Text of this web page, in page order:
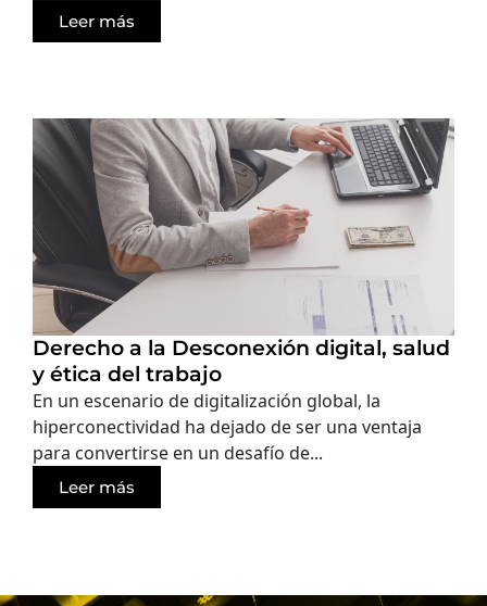
Leer más
Derecho a la Desconexión digital, salud
y ética del trabajo
En un escenario de digitalización global, la
hiperconectividad ha dejado de ser una ventaja
para convertirse en un desafío de...
Leer más